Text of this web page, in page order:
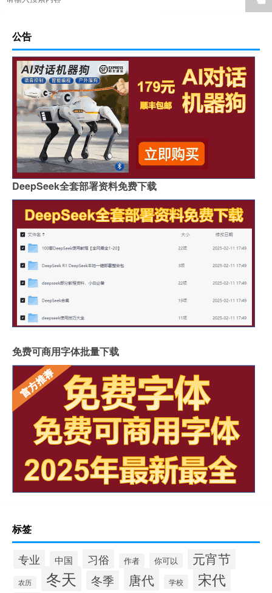
公告
DeepSeek全套部署资料免费下载
免费可商用字体批量下载
标签
专业 中国 习俗 作者 你可以 元宵节
农历 冬天 冬季 唐代 学校 宋代